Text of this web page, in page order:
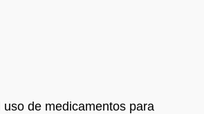
de medicamentos para